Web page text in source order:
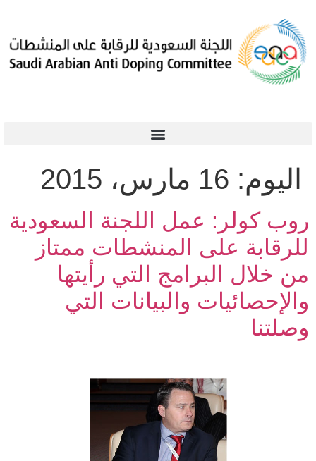
اليوم: 16 مارس، 2015
روب كولر: عمل اللجنة السعودية
للرقابة على المنشطات ممتاز
من خلال البرامج التي رأيتها
والإحصائيات والبيانات التي
وصلتنا